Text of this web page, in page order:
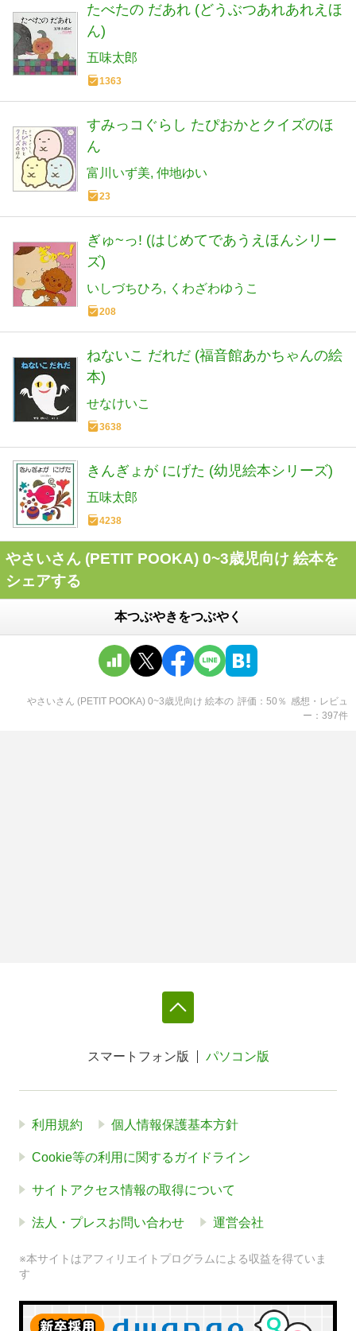
たべたの だあれ (どうぶつあれあれえほ
ん)
五味太郎
1363
すみっコぐらし たぴおかとクイズのほ
ん
富川いず美 仲地ゆい
23
ぎゅ~っ! (はじめてであうえほんシリー
ズ)
いしづちひろ くわざわゆうこ
208
ねないこ だれだ (福音館あかちゃんの絵
本)
せなけいこ
3638
きんぎょが にげた (幼児絵本シリーズ)
五味太郎
4238
やさいさん (PETIT POOKA) 0~3歳児向け 絵本を
シェアする
本つぶやきをつぶやく
やさいさん (PETIT POOKA) 0~3歳児向け 絵本の 評価 50 ％ 感想・レビュ
ー
397件
スマートフォン版 パソコン版
利用規約 個人情報保護基本方針
Cookie等の利用に関するガイドライン
サイトアクセス情報の取得について
法人・プレスお問い合わせ 運営会社
※本サイトはアフィリエイトプログラムによる収益を得ていま
す